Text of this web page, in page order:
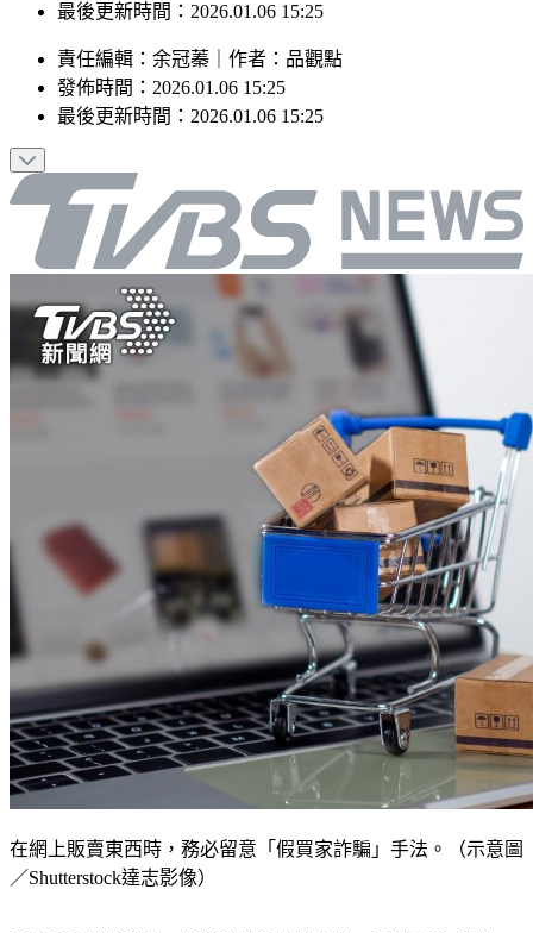
最後更新時間：2026.01.06 15:25
責任編輯 ： 余冠蓁 作者 ： 品觀點
發佈時間： 2026.01.06 15:25
最後更新時間： 2026.01.06 15:25
在網上販賣東西時，務必留意「假買家詐騙」手法。（示意圖
／Shutterstock達志影像）